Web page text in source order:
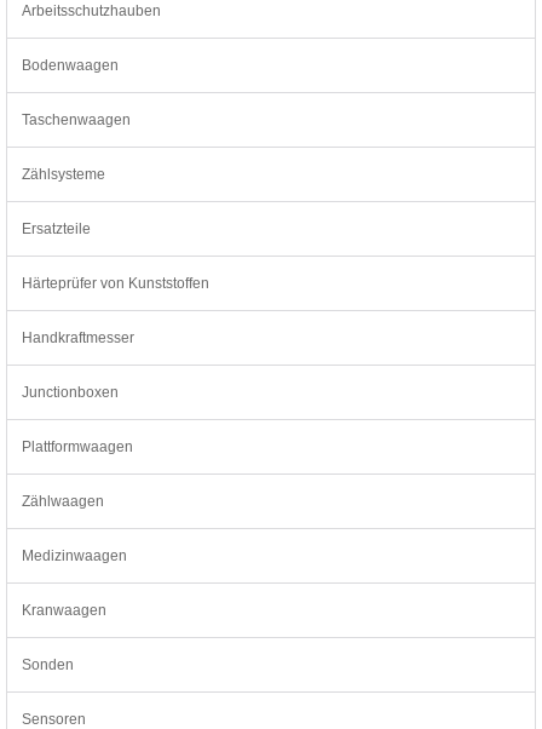
Arbeitsschutzhauben
Bodenwaagen
Taschenwaagen
Zählsysteme
Ersatzteile
Härteprüfer von Kunststoffen
Handkraftmesser
Junctionboxen
Plattformwaagen
Zählwaagen
Medizinwaagen
Kranwaagen
Sonden
Sensoren